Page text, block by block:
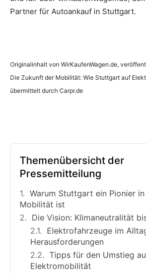
Partner für Autoankauf in Stuttgart.
Originalinhalt von WirKaufenWagen.de,
Die Zukunft der Mobilität: Wie Stuttgart auf
übermittelt durch Carpr.de
Themenübersicht der
Pressemitteilung
Warum Stuttgart ein Pionier in
Mobilität ist
Die Vision: Klimaneutralität
Elektrofahrzeuge im
Herausforderungen
Tipps für den Umstieg
Elektromobilität